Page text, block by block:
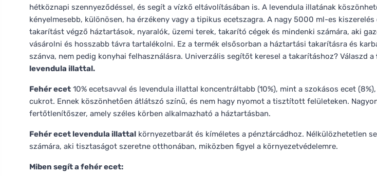
hétköznapi szennyeződéssel, és segít a vízkő eltávolításában is. A levendula illatának
kényelmesebb, különösen, ha érzékeny vagy a tipikus ecetszagra. A nagy 5000 ml-es
takarítást végző háztartások, nyaralók, üzemi terek, takarító cégek és mindenki számára, aki
vásárolni és hosszabb távra tartalékolni. Ez a termék elsősorban a háztartási takarításra és
szánva, nem pedig konyhai felhasználásra. Univerzális segítőt keresel a takarításhoz? Válaszd a
levendula illattal.
Fehér ecet 10% ecetsavval és levendula illattal koncentráltabb (10%), mint a szokásos ecet
cukrot. Ennek köszönhetően átlátszó színű, és nem hagy nyomot a tisztított felületeken.
fertőtlenítőszer, amely széles körben alkalmazható a háztartásban.
Fehér ecet levendula illattal környezetbarát és kíméletes a pénztárcádhoz. Nélkülözhetetlen
számára, aki tisztaságot szeretne otthonában, miközben figyel a környezetvédelemre.
Miben segít a fehér ecet: